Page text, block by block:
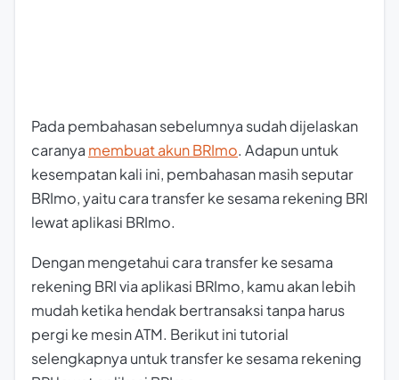
Pada pembahasan sebelumnya sudah dijelaskan
caranya membuat akun BRImo. Adapun untuk
kesempatan kali ini, pembahasan masih seputar
BRImo, yaitu cara transfer ke sesama rekening BRI
lewat aplikasi BRImo.
Dengan mengetahui cara transfer ke sesama
rekening BRI via aplikasi BRImo, kamu akan lebih
mudah ketika hendak bertransaksi tanpa harus
pergi ke mesin ATM. Berikut ini tutorial
selengkapnya untuk transfer ke sesama rekening